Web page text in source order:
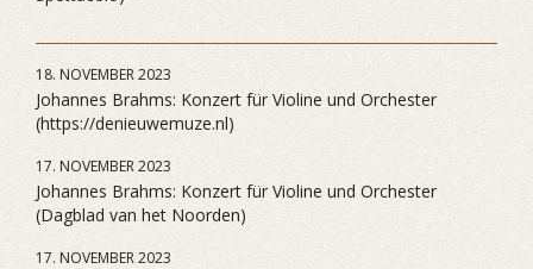
18. NOVEMBER 2023
Johannes Brahms: Konzert für Violine und Orchester
(https://denieuwemuze.nl)
17. NOVEMBER 2023
Johannes Brahms: Konzert für Violine und Orchester
(Dagblad van het Noorden)
17. NOVEMBER 2023